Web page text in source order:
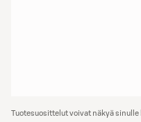
Tuotesuosittelut voivat näkyä